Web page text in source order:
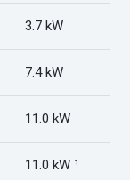
3.7 kW
7.4 kW
11.0 kW
11.0 kW ¹